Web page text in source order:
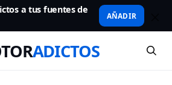
a tus fuentes de
AÑADIR
ADICTOS